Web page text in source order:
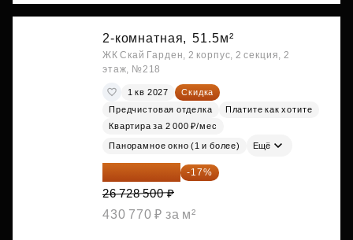
2-комнатная, 51.5м²
ЖК Скай Гарден, 2 корпус, 2 секция, 2
этаж, №218
1 кв 2027
Скидка
Предчистовая отделка
Платите как хотите
Квартира за 2 000 ₽/мес
Панорамное окно (1 и более) Ещё
22 184 655 ₽ -17%
26 728 500 ₽
430 770 ₽ за м²